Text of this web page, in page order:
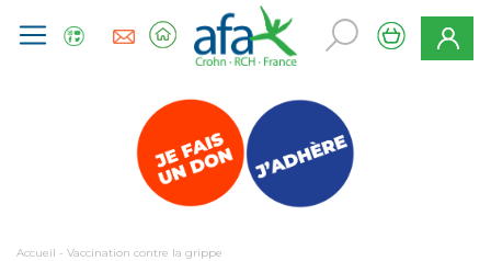
Accueil - Vaccination contre la grippe